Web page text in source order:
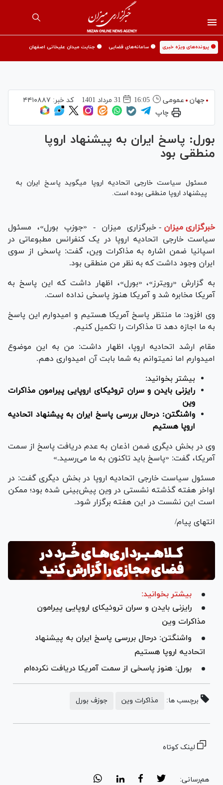
🟡 پرونده‌های ویژه خبری 🟡 سامانه‌های قضایی 🟡 جنایت میدان علیخانی اصفهان
جهان عمومی 16:05 31 مرداد 1401 کد خبر: ۴۴۱۰۸۸۷
چاپ
بورل: پاسخ ایران به پیشنهاد اروپا
منطقی بود
مسئول سیاست خارجی اتحادیه اروپا می‎گوید پاسخ ایران به
پیشنهاد اروپا منطقی بوده است.
خبرگزاری میزان - خبرگزاری میزان - «جوزپ بورل»، مسئول
سیاست خارجی اتحادیه اروپا در یک کنفرانس مطبوعاتی در
اسپانیا ضمن اشاره به مذاکرات وین، گفت: پاسخی از سوی
ایران وجود داشت که به نظر من منطقی بود.
به گزارش «رویترز»، «بورل»، اظهار داشت که این پاسخ به
آمریکا مخابره شد و آمریکا هنوز پاسخی نداده است.
وی افزود: ما منتظر پاسخ آمریکا هستیم و امیدوارم این پاسخ
به ما اجازه دهد تا مذاکرات را تکمیل کنیم.
مقام ارشد اتحادیه اروپا، اظهار داشت: من به این موضوع
امیدوارم اما نمیتوانم به شما بابت آن امیدواری دهم.
بیشتر بخوانید:
رایزنی بایدن و سران تروئیکای اروپایی پیرامون مذاکرات
وین
واشنگتن: درحال بررسی پاسخ ایران به پیشنهاد اتحادیه
اروپا هستیم
وی در بخش دیگری ضمن اذعان به عدم دریافت پاسخ از سمت
آمریکا، گفت: «پاسخ باید تاکنون به ما می‌رسید.»
مسئول سیاست خارجی اتحادیه اروپا در بخش دیگری گفت: در
اواخر هفته گذشته نشستی در وین پیش‌بینی شده بود؛ ممکن
است این نشست در این هفته برگزار شود.
انتهای پیام/
بیشتر بخوانید:
رایزنی بایدن و سران تروئیکای اروپایی پیرامون
مذاکرات وین
واشنگتن: درحال بررسی پاسخ ایران به پیشنهاد
اتحادیه اروپا هستیم
بورل: هنوز پاسخی از سمت آمریکا دریافت نکرده‌ام
برچسب ها: مذاکرات وین جوزف بورل
لینک کوتاه
هم‌رسانی: